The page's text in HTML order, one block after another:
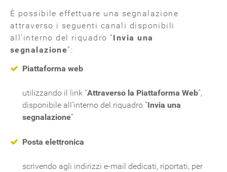
È possibile effettuare una segnalazione
attraverso i seguenti canali disponibili
all’interno del riquadro “Invia una
segnalazione”:
Piattaforma web
utilizzando il link “Attraverso la Piattaforma Web”,
disponibile all’interno del riquadro “Invia una
segnalazione”
Posta elettronica
scrivendo agli indirizzi e-mail dedicati, riportati, per